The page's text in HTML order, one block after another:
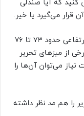
کنید که آیا صندلی
قرار می‌گیرد یا خیر.
میانگین ارتفاع میز تحریر خانگی معمولاً ارتفاعی حدود ۷۳ تا ۷۶
از میزهای تحریر
نیاز می‌توان آن‌ها را
را هم مد نظر داشته